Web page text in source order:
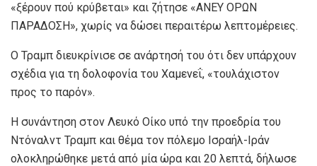
«ξέρουν πού κρύβεται» και ζήτησε «ΑΝΕΥ ΟΡΩΝ
ΠΑΡΑΔΟΣΗ», χωρίς να δώσει περαιτέρω λεπτομέρειες.
Ο Τραμπ διευκρίνισε σε ανάρτησή του ότι δεν υπάρχουν
σχέδια για τη δολοφονία του Χαμενεΐ, «τουλάχιστον
προς το παρόν».
Η συνάντηση στον Λευκό Οίκο υπό την προεδρία του
Ντόναλντ Τραμπ και θέμα τον πόλεμο Ισραήλ-Ιράν
ολοκληρώθηκε μετά από μία ώρα και 20 λεπτά, δήλωσε